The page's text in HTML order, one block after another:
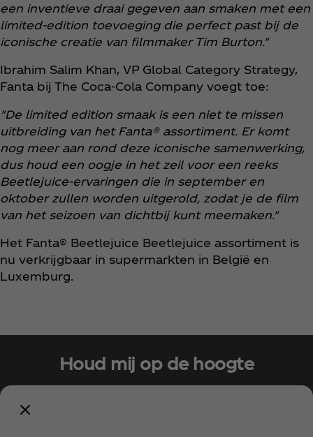
een inventieve draai gegeven aan smaken met een
limited-edition toevoeging die perfect past bij de
iconische creatie van filmmaker Tim Burton."
Ibrahim Salim Khan, VP Global Category Strategy,
Fanta bij The Coca‑Cola Company voegt toe:
"De limited edition smaak is een niet te missen
uitbreiding van het Fanta® assortiment. Er komt
nog meer aan rond deze iconische samenwerking,
dus houd een oogje in het zeil voor een reeks
Beetlejuice-ervaringen die in september en
oktober zullen worden uitgerold, zodat je de film
van het seizoen van dichtbij kunt meemaken."
Het Fanta® Beetlejuice Beetlejuice assortiment is
nu verkrijgbaar in supermarkten in België en
Luxemburg.
Houd mij op de hoogte
Meld je nu aan voor exclusieve toegang!